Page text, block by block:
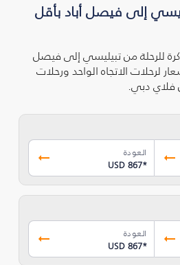
إلى فيصل أباد بأقل
للرحلة من تبيليسي إلى فيصل
لرحلات الاتجاه الواحد ورحلات
فلاي دبي.
العودة
USD 867*
العودة
USD 867*